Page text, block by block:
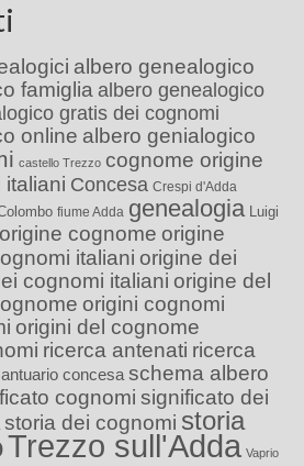
albero genealogico
famiglia albero genealogico
gratis dei cognomi
online albero genialogico
castello Trezzo cognome origine
italiani Concesa Crespi d'Adda
fiume Adda genealogia Luigi
origine cognome origine
italiani origine dei
cognomi italiani origine del
origini cognomi
origini del cognome
ricerca antenati ricerca
concesa schema albero
cognomi significato dei
storia dei cognomi storia
Trezzo sull'Adda Vaprio